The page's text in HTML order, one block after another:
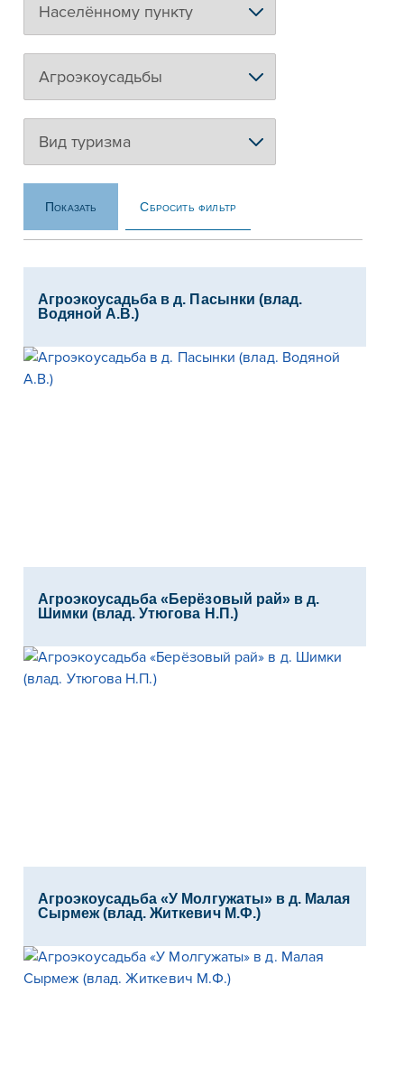
Показать Сбросить фильтр
Агроэкоусадьба в д. Пасынки (влад.
Водяной А.В.)
Агроэкоусадьба «Берёзовый рай» в д.
Шимки (влад. Утюгова Н.П.)
Агроэкоусадьба «У Молгужаты» в д. Малая
Сырмеж (влад. Житкевич М.Ф.)